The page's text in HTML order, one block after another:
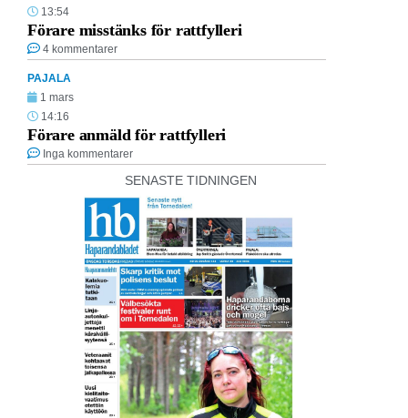
13:54
Förare misstänks för rattfylleri
4 kommentarer
PAJALA
1 mars
14:16
Förare anmäld för rattfylleri
Inga kommentarer
SENASTE TIDNINGEN